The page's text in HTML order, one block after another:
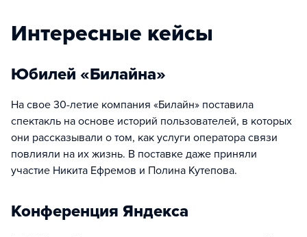
Интересные кейсы
Юбилей «Билайна»
На свое 30-летие компания «Билайн» поставила
спектакль на основе историй пользователей, в которых
они рассказывали о том, как услуги оператора связи
повлияли на их жизнь. В поставке даже приняли
участие Никита Ефремов и Полина Кутепова.
Конференция Яндекса